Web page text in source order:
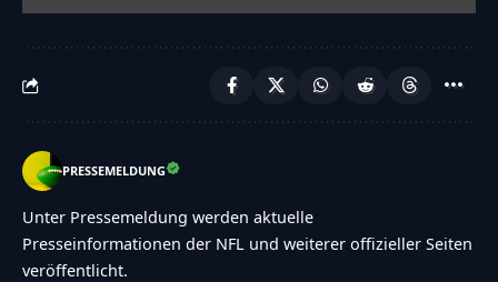
PRESSEMELDUNG
Unter Pressemeldung werden aktuelle
Presseinformationen der NFL und weiterer offizieller Seiten
veröffentlicht.